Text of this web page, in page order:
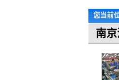
您当前
南